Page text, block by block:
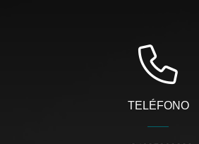
TELÉFONO